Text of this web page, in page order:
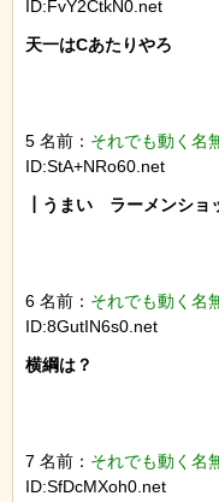
ID:FvY2CtkN0.net
天一はCあたりやろ
5 名前： それでも動く名
ID:StA+NRo60.net
┃うまい　ラーメンショ
6 名前： それでも動く名
ID:8GutIN6s0.net
横綱は？
7 名前： それでも動く名
ID:SfDcMXoh0.net